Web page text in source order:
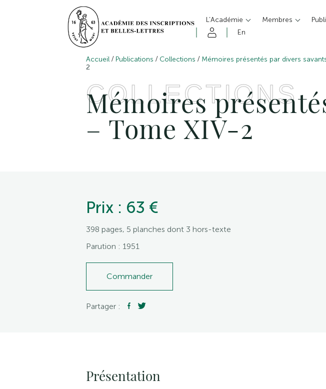
L’Académie Membres
En
Accueil / Publications / Collections / Mémoires présentés par divers
2
COLLECTIONS
Mémoires
– Tome XIV-2
Prix : 63 €
398 pages, 5 planches dont 3 hors-texte
Parution : 1951
Commander
Partager :
Présentation